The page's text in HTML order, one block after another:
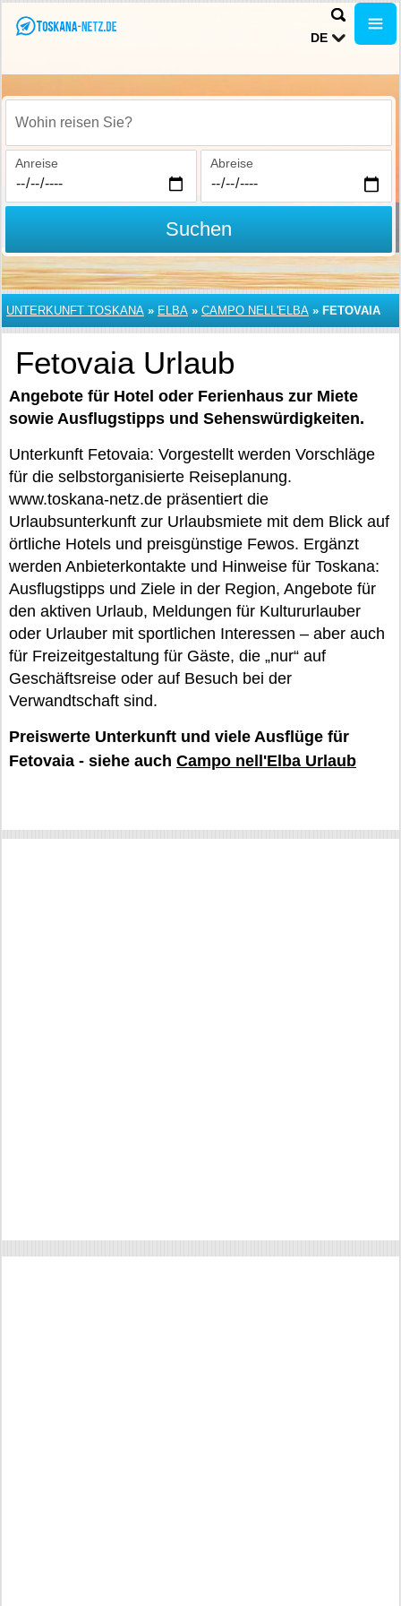
DE
Wohin reisen Sie?
Anreise Abreise
Suchen
UNTERKUNFT TOSKANA » ELBA » CAMPO NELL'ELBA » FETOVAIA
Fetovaia Urlaub
Angebote für Hotel oder Ferienhaus zur Miete
sowie Ausflugstipps und Sehenswürdigkeiten.
Unterkunft Fetovaia: Vorgestellt werden Vorschläge
für die selbstorganisierte Reiseplanung.
www.toskana-netz.de präsentiert die
Urlaubsunterkunft zur Urlaubsmiete mit dem Blick auf
örtliche Hotels und preisgünstige Fewos. Ergänzt
werden Anbieterkontakte und Hinweise für Toskana:
Ausflugstipps und Ziele in der Region, Angebote für
den aktiven Urlaub, Meldungen für Kultururlauber
oder Urlauber mit sportlichen Interessen – aber auch
für Freizeitgestaltung für Gäste, die „nur“ auf
Geschäftsreise oder auf Besuch bei der
Verwandtschaft sind.
Preiswerte Unterkunft und viele Ausflüge für
Fetovaia - siehe auch Campo nell'Elba Urlaub